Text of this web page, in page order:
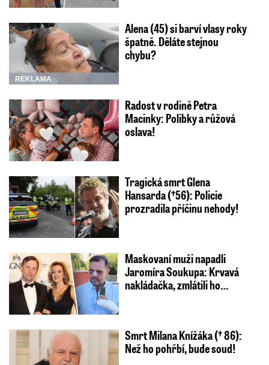
REKLAMA
Alena (45) si barví vlasy roky
špatně. Děláte stejnou
chybu?
Radost v rodině Petra
Macinky: Polibky a růžová
oslava!
Tragická smrt Glena
Hansarda (†56): Policie
prozradila příčinu nehody!
Maskovaní muži napadli
Jaromíra Soukupa: Krvavá
nakládačka, zmlátili ho…
Smrt Milana Knížáka († 86):
Než ho pohřbí, bude soud!